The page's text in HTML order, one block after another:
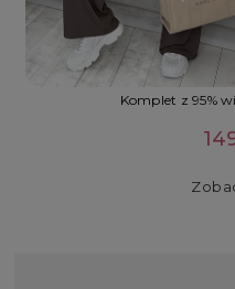
Komplet z 95%